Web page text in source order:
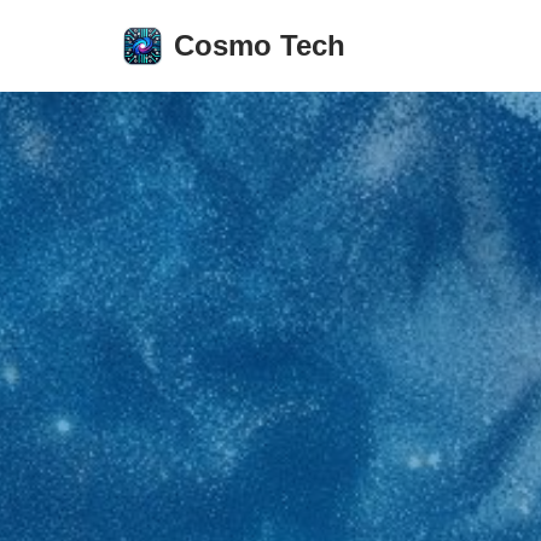
au
contenu
Cosmo Tech